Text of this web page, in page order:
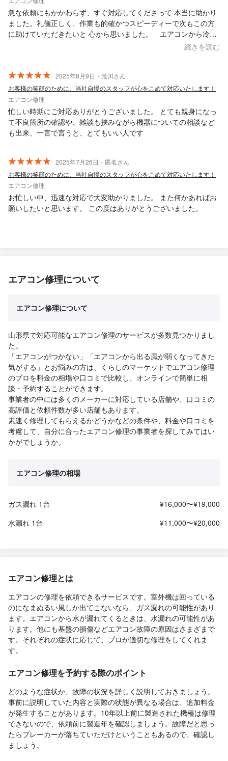
急な依頼にもかかわらず、すぐ対応してくださって 本当に助かり
ました。礼儀正しく、作業も的確かつスピーディーで次もこの方
に助けていただきたいと 心から思いました。 エアコンから冷気
が出るようになりお陰様で快適に過ごせております。ありがとう
続きを読む
2025年8月9日・荒川さん
お客様の笑顔のために、当社自慢のスタッフが心をこめて対応いたします！
エアコン修理
忙しい時期にご対応ありがとうございました。 とても親身になっ
て不良箇所の確認や、雑談も挟みながら機器についての相談など
も出来、一言で言うと、とてもいい人です
2025年7月26日・匿名さん
お客様の笑顔のために、当社自慢のスタッフが心をこめて対応いたします！
エアコン修理
お忙しい中、迅速な対応で大変助かりました。 また何かあればお
願いしたいと思います。 この度はありがとうございました。
エアコン修理について
エアコン修理について
山形県で対応可能なエアコン修理のサービスが多数見つかりまし
た。
「エアコンがつかない」「エアコンから出る風が弱くなってきた
気がする」とお悩みの方は、くらしのマーケットでエアコン修理
のプロを料金の相場や口コミで比較し、オンラインで簡単に相
談・予約することができます。
事業者の中には多くのメーカーに対応している店舗や、口コミの
高評価と依頼件数が多い店舗もあります。
素速く修理してもらえるかどうかなどの条件や、料金や口コミを
考慮して、自分に合ったエアコン修理の事業者を探してみてはい
かがでしょうか。
エアコン修理の相場
ガス漏れ 1台
¥16,000〜¥19,000
水漏れ 1台
¥11,000〜¥20,000
エアコン修理とは
エアコンの修理を依頼できるサービスです。室外機は回っている
のになまぬるい風しか出てこないなら、ガス漏れの可能性があり
ます。エアコンから水が漏れてくるときは、水漏れの可能性があ
ります。他にも基盤の損傷などエアコン故障の原因はさまざまで
す。それぞれの症状に応じて、プロが適切な修理をしてくれま
す。
エアコン修理を予約する際のポイント
どのような症状か、故障の状況を詳しく説明しておきましょう。
事前に説明していた内容と実際の状態が異なる場合は、追加料金
が発生することがあります。10年以上前に製造された機種は修理
できないので、依頼前に製造年を確認しましょう。故障だと思っ
たらブレーカーが落ちていただけということもあるので、確認し
ましょう。